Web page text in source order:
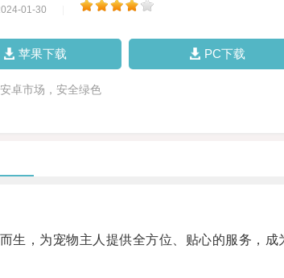
01-30
苹果下载 PC下载
安卓市场，安全绿色
，为宠物主人提供全方位、贴心的服务，成